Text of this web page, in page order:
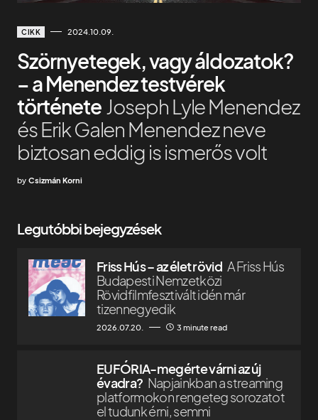
CIKK 2024.10.09.
Szörnyetegek, vagy áldozatok?
– a Menendez testvérek
története Joseph Lyle Menendez
és Erik Galen Menendez neve
biztosan eddig is ismerős volt
by Csizmán Korni
Legutóbbi bejegyzések
Friss Hús – az élet rövid A Friss Hús
Budapesti Nemzetközi
Rövidfilmfesztivált idén már
tizennegyedik
2026.07.20. 3 minute read
EUFÓRIA-megérte várni az új
évadra? Napjainkban a streaming
platformokon rengeteg sorozatot
el tudunk érni, semmi